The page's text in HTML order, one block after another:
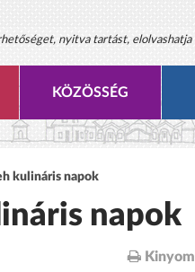
nyitva tartást,
KÖZÖSSÉG
kulináris napok
napok